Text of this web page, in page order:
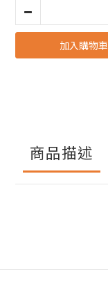
加入購物車
商品描述